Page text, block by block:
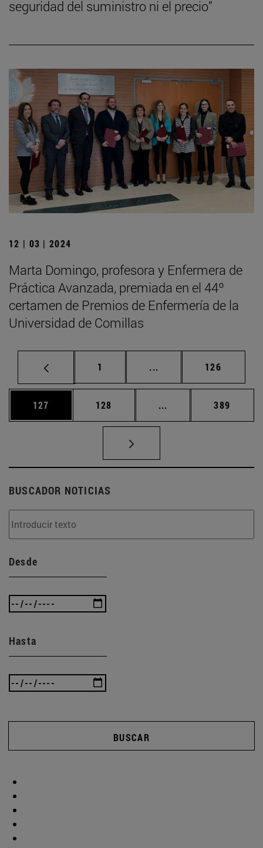
seguridad del suministro ni el precio”
12 | 03 | 2024
Marta Domingo, profesora y Enfermera de
Práctica Avanzada, premiada en el 44º
certamen de Premios de Enfermería de la
Universidad de Comillas
Página
1 ... Páginas intermedias
Página
126
Página
127 Página
128 ... Páginas intermedias
Página
389
BUSCADOR NOTICIAS
Desde
Hasta
BUSCAR